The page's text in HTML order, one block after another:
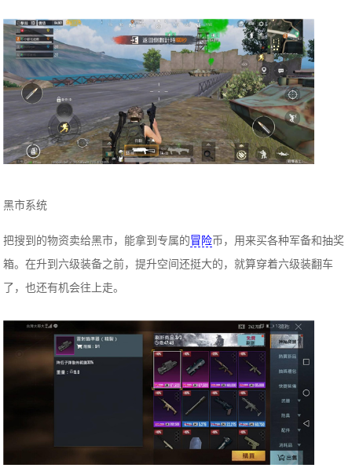
黑市系统
把搜到的物资卖给黑市，能拿到专属的冒险币，用来买各种军备和抽奖
箱。在升到六级装备之前，提升空间还挺大的，就算穿着六级装翻车
了，也还有机会往上走。